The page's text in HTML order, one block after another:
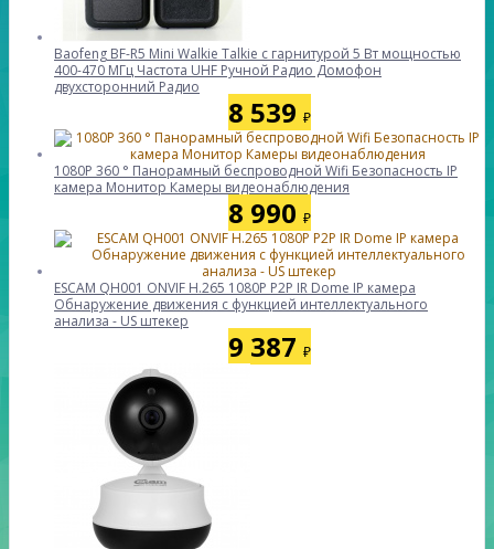
Baofeng BF-R5 Mini Walkie Talkie с гарнитурой 5 Вт мощностью
400-470 МГц Частота UHF Ручной Радио Домофон
двухсторонний Радио
8 539 ₽
1080P 360 ° Панорамный беспроводной Wifi Безопасность IP
камера Монитор Камеры видеонаблюдения
8 990 ₽
ESCAM QH001 ONVIF H.265 1080P P2P IR Dome IP камера
Обнаружение движения с функцией интеллектуального
анализа - US штекер
9 387 ₽